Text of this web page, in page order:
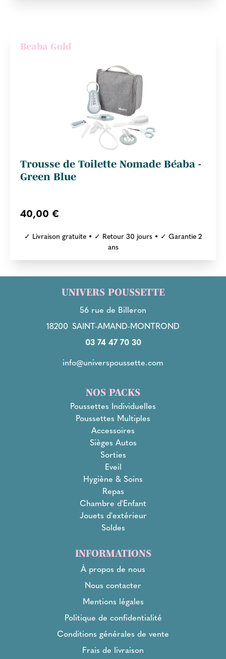
Beaba Gold
Trousse de Toilette Nomade Béaba -
Green Blue
40,00 €
✓ Livraison gratuite • ✓ Retour 30 jours • ✓ Garantie 2
ans
UNIVERS POUSSETTE
56 rue de Billeron
18200 SAINT-AMAND-MONTROND
03 74 47 70 30
info@universpoussette.com
NOS PACKS
Poussettes Individuelles
Poussettes Multiples
Accessoires
Sièges Autos
Sorties
Eveil
Hygiène & Soins
Repas
Chambre d'Enfant
Jouets d'extérieur
Soldes
INFORMATIONS
À propos de nous
Nous contacter
Mentions légales
Politique de confidentialité
Conditions générales de vente
Frais de livraison